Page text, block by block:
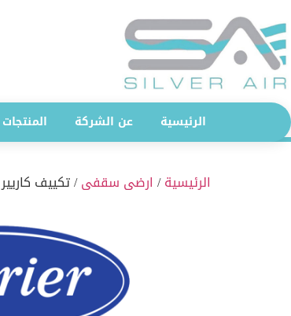
الرئيسية عن الشركة المنتجات
الرئيسية/ ارضى سقفى/ تكييف كاريير 5ح بارد ساخن ارضى سقفى